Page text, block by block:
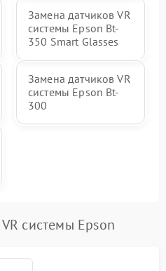
Замена датчиков VR
системы Epson Bt-
350 Smart Glasses
Замена датчиков VR
системы Epson Bt-
300
системы Epson